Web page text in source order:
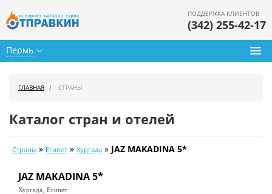
Пермь
ПОДДЕРЖКА КЛИЕНТОВ
(342) 255-42-17
Календарь туров
Цены дня
ГЛАВНАЯ СТРАНЫ
Каталог стран и отелей
Страны » Египет » Хургада » JAZ MAKADINA 5*
JAZ MAKADINA 5*
Хургада, Египет